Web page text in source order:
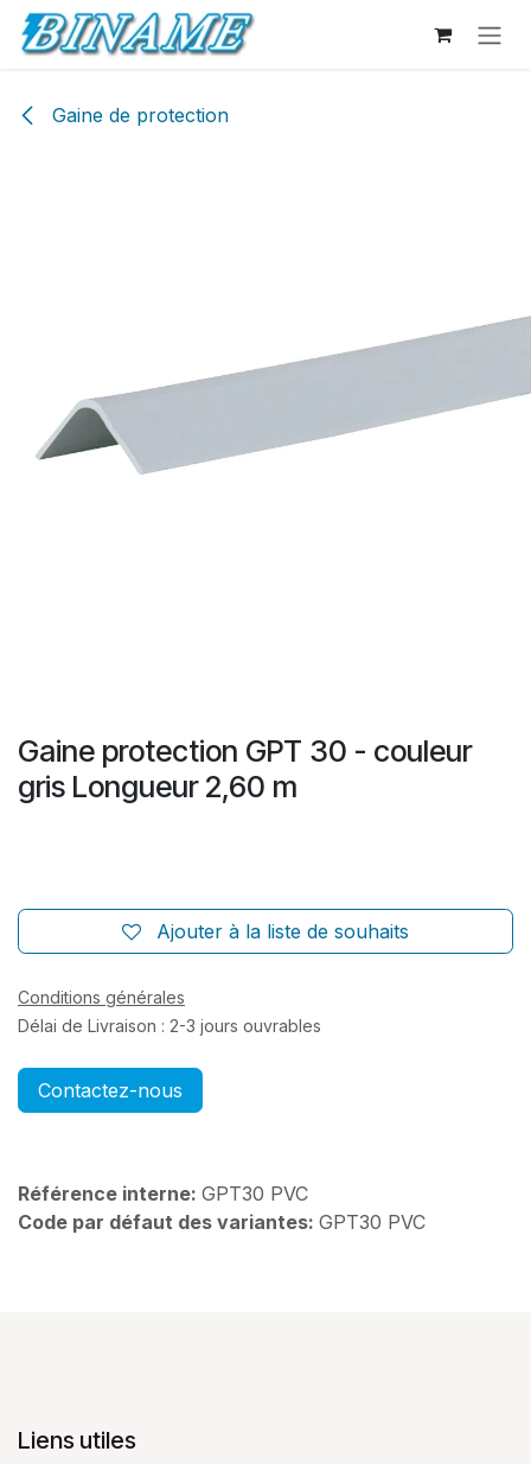
Se rendre au contenu
Gaine de protection
Gaine protection GPT 30 - couleur
gris Longueur 2,60 m
Ajouter à la liste de souhaits
Conditions générales
Délai de Livraison : 2-3 jours ouvrables
Contactez-nous
Référence interne: GPT30 PVC
Code par défaut des variantes: GPT30 PVC
Liens utiles